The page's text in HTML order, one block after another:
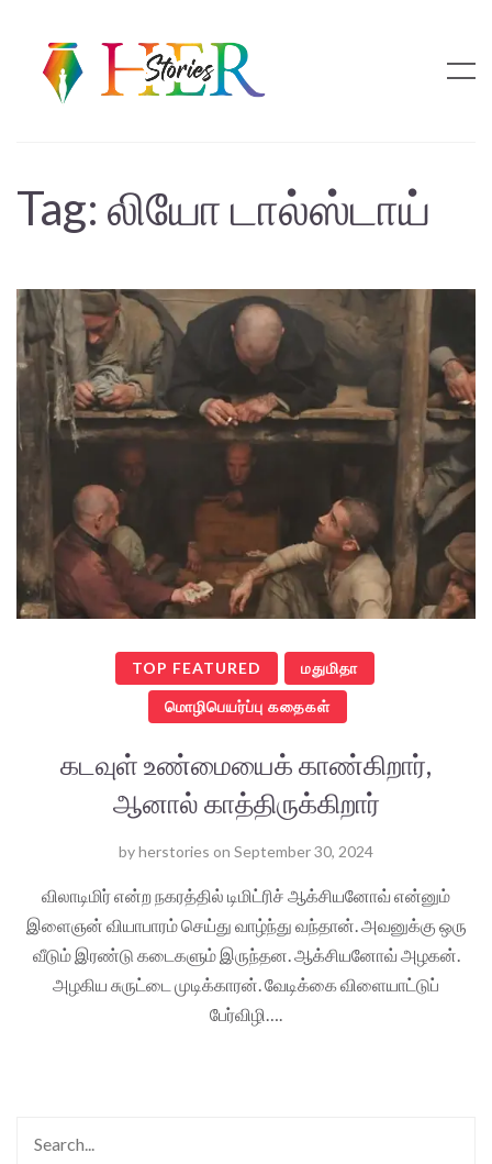
Tag: லியோ டால்ஸ்டாய்
TOP FEATURED மதுமிதா
மொழிபெயர்ப்பு கதைகள்
கடவுள் உண்மையைக் காண்கிறார்,
ஆனால் காத்திருக்கிறார்
byherstories on September 30, 2024
விலாடிமிர் என்ற நகரத்தில் டிமிட்ரிச் ஆக்சியனோவ் என்னும்
இளைஞன் வியாபாரம் செய்து வாழ்ந்து வந்தான். அவனுக்கு ஒரு
வீடும் இரண்டு கடைகளும் இருந்தன. ஆக்சியனோவ் அழகன்.
அழகிய சுருட்டை முடிக்காரன். வேடிக்கை விளையாட்டுப்
பேர்விழி….